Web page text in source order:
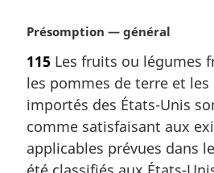
N
t
e
m
a
g
Présomption — général
115 Les fruits ou légumes
les pommes de terre et les
importés des États-Unis
comme satisfaisant aux
applicables prévues dans